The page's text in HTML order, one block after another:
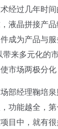
经过几年时
液晶拼接产
成为产品与
来多元化
市场两极分
经理鞠培泉
功能越全，
目中，就有